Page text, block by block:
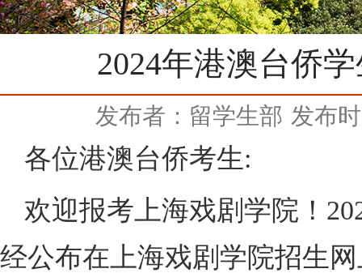
2024年港澳台侨
发布者：留学生部 发布
各位港澳台侨考生:
欢迎报考上海戏剧学院！
经公布在上海戏剧学院招生